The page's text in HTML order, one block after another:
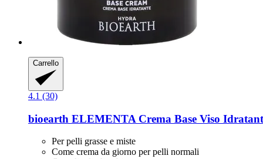
Carrello
4.1 (30)
bioearth ELEMENTA Crema Base Viso
Per pelli grasse e miste
Come crema da giorno per pelli normali